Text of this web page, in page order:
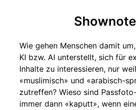
Wie gehen Menschen damit
KI bzw. AI unterstellt, sich für
Inhalte zu interessieren, nur
«muslimisch» und «arabisch-
zutreffen? Wieso sind
immer dann «kaputt», wenn